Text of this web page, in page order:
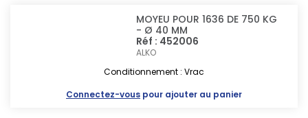
MOYEU POUR 1636 DE 750 KG
- Ø 40 MM
Réf : 452006
ALKO
Conditionnement : Vrac
Connectez-vous pour ajouter au panier